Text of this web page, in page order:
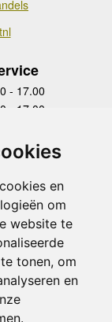
en
om
website te
tonen, om
en
- 17.00
- 17.00
- 17.00
- 17.00